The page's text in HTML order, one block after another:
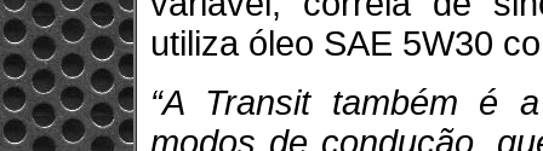
utiliza óleo SAE 5W30
“A Transit também é
modos de condução,